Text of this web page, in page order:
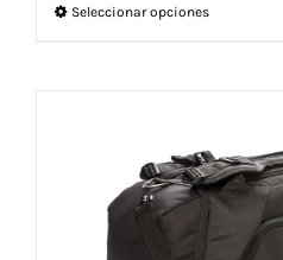
Seleccionar opcionesEste
opciones
se
pueden
elegir